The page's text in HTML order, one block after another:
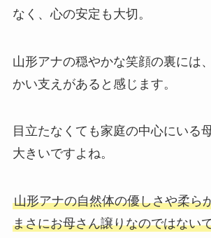
なく、心の安定も大切。
山形アナの穏やかな笑顔の裏には
かい支えがあると感じます。
目立たなくても家庭の中心にいる
大きいですよね。
山形アナの自然体の優しさや柔ら
まさにお母さん譲りなのではない